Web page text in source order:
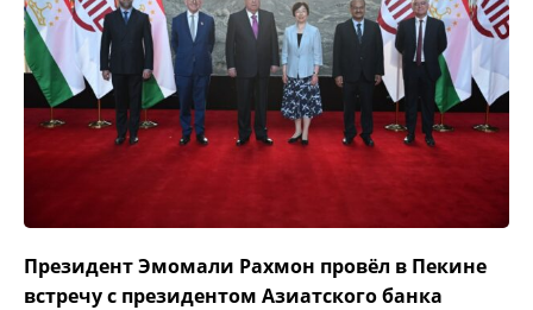
Президент Эмомали Рахмон провёл в Пекине
встречу с президентом Азиатского банка